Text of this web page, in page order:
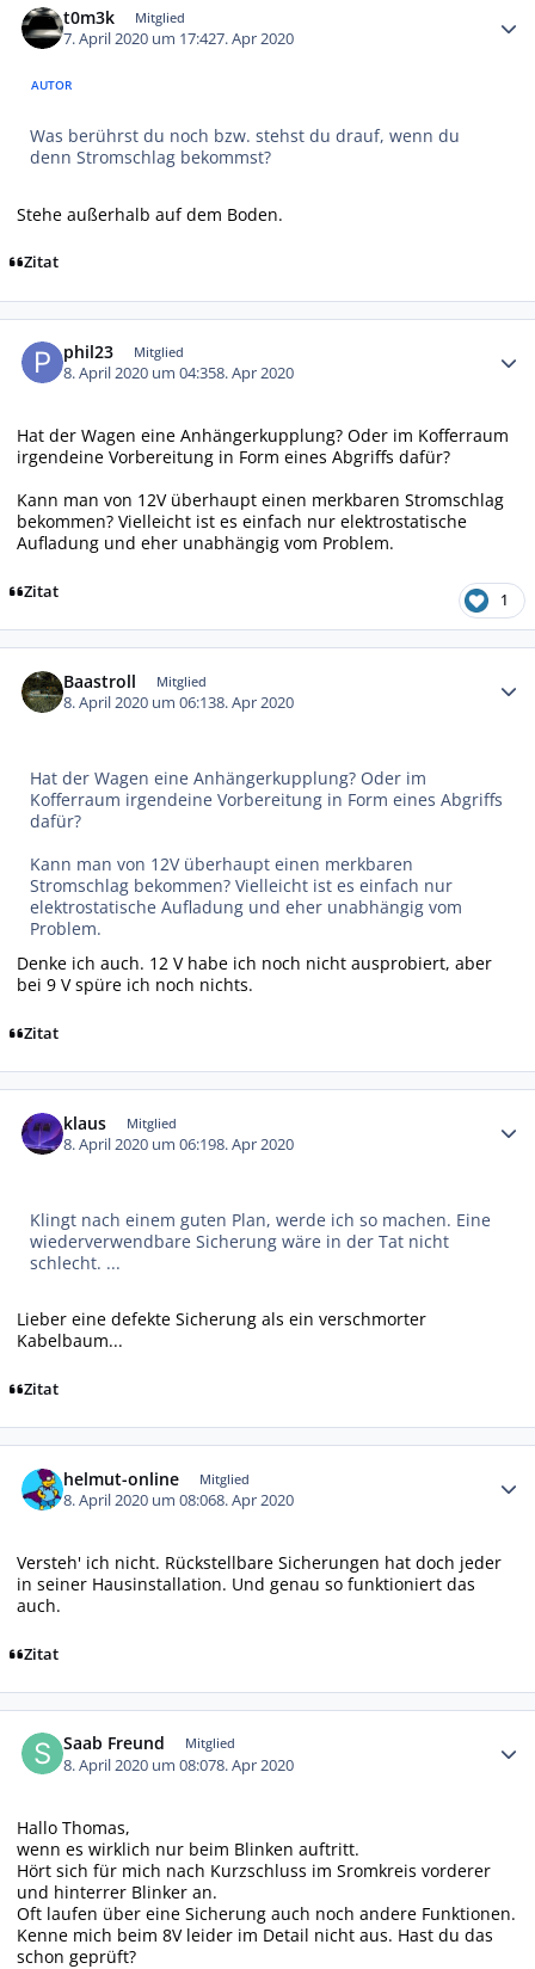
t0m3k Mitglied
7. April 2020 um 17:427. Apr 2020
AUTOR
Was berührst du noch bzw. stehst du drauf, wenn du
denn Stromschlag bekommst?
Stehe außerhalb auf dem Boden.
Zitat
phil23 Mitglied
8. April 2020 um 04:358. Apr 2020
Hat der Wagen eine Anhängerkupplung? Oder im Kofferraum
irgendeine Vorbereitung in Form eines Abgriffs dafür?
Kann man von 12V überhaupt einen merkbaren Stromschlag
bekommen? Vielleicht ist es einfach nur elektrostatische
Aufladung und eher unabhängig vom Problem.
Zitat 1
Baastroll Mitglied
8. April 2020 um 06:138. Apr 2020
Hat der Wagen eine Anhängerkupplung? Oder im
Kofferraum irgendeine Vorbereitung in Form eines Abgriffs
dafür?
Kann man von 12V überhaupt einen merkbaren
Stromschlag bekommen? Vielleicht ist es einfach nur
elektrostatische Aufladung und eher unabhängig vom
Problem.
Denke ich auch. 12 V habe ich noch nicht ausprobiert, aber
bei 9 V spüre ich noch nichts.
Zitat
klaus Mitglied
8. April 2020 um 06:198. Apr 2020
Klingt nach einem guten Plan, werde ich so machen. Eine
wiederverwendbare Sicherung wäre in der Tat nicht
schlecht. ...
Lieber eine defekte Sicherung als ein verschmorter
Kabelbaum...
Zitat
helmut-online Mitglied
8. April 2020 um 08:068. Apr 2020
Versteh' ich nicht. Rückstellbare Sicherungen hat doch jeder
in seiner Hausinstallation. Und genau so funktioniert das
auch.
Zitat
Saab Freund Mitglied
8. April 2020 um 08:078. Apr 2020
Hallo Thomas,
wenn es wirklich nur beim Blinken auftritt.
Hört sich für mich nach Kurzschluss im Sromkreis vorderer
und hinterrer Blinker an.
Oft laufen über eine Sicherung auch noch andere Funktionen.
Kenne mich beim 8V leider im Detail nicht aus. Hast du das
schon geprüft?